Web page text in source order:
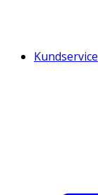
Kundservice